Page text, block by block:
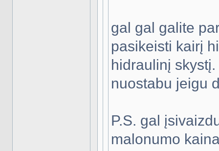
gal gal galite
pasikeisti kairį
hidraulinį
nuostabu jeigu
P.S. gal
malonumo